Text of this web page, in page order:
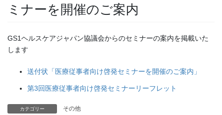
ミナーを開催のご案内
GS1ヘルスケアジャパン協議会からのセミナーの案内を掲載いた
します
送付状「医療従事者向け啓発セミナーを開催のご案内」
第3回医療従事者向け啓発セミナーリーフレット
カテゴリー その他